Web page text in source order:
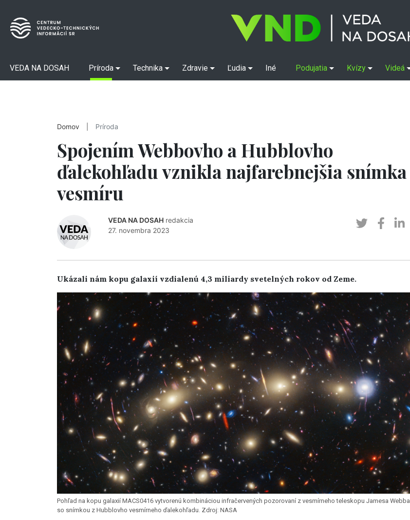
VEDA NA DOSAH Príroda Technika Zdravie Ľudia Iné Podujatia Kvízy Videá
Domov Príroda
Spojením Webbovho a Hubblovho
ďalekohľadu vznikla najfarebnejšia snímka
vesmíru
VEDA NA DOSAH redakcia
27. novembra 2023
Ukázali nám kopu galaxií vzdialenú 4,3 miliardy svetelných rokov od Zeme.
Pohľad na kopu galaxií MACS0416 vytvorenú kombináciou infračervených pozorovaní z vesmírneho teleskopu Jamesa Webba
so snímkou z Hubblovho vesmírneho ďalekohľadu. Zdroj: NASA